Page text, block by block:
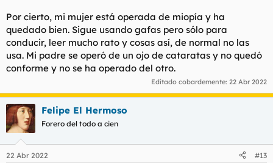
Por cierto, mi mujer está operada de miopía y ha
quedado bien. Sigue usando gafas pero sólo para
conducir, leer mucho rato y cosas así, de normal no las
usa. Mi padre se operó de un ojo de cataratas y no quedó
conforme y no se ha operado del otro.
Editado cobardemente: 22 Abr 2022
Felipe El Hermoso
Forero del todo a cien
22 Abr 2022 #13